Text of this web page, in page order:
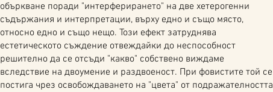
объркване поради "интерферирането" на две хетерогенни
съдържания и интерпретации, върху едно и също място,
относно едно и също нещо. Този ефект затруднява
естетическото съждение отвеждайки до неспособност
решително да се отсъди "какво" собствено виждаме
вследствие на двоумение и раздвоеност. При фовистите той се
постига чрез освобождаването на "цвета" от подражателността